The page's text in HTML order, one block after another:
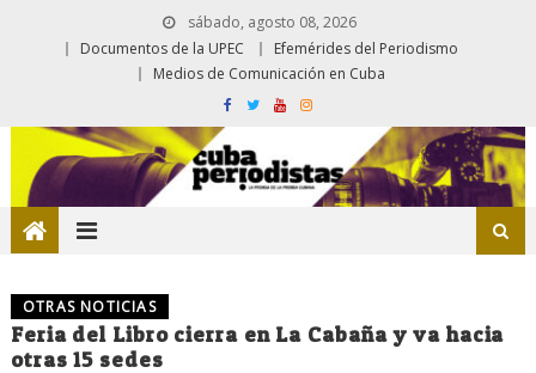
sábado, agosto 08, 2026
Documentos de la UPEC
Efemérides del Periodismo
Medios de Comunicación en Cuba
OTRAS NOTICIAS
Feria del Libro cierra en La Cabaña y va hacia
otras 15 sedes